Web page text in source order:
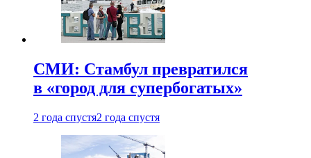
СМИ: Стамбул превратился
в «город для супербогатых»
2 года спустя2 года спустя